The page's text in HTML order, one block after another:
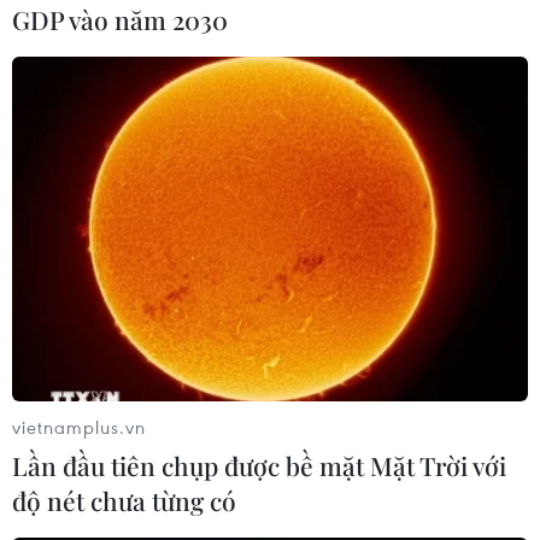
GDP vào năm 2030
vietnamplus.vn
Lần đầu tiên chụp được bề mặt Mặt Trời với
độ nét chưa từng có